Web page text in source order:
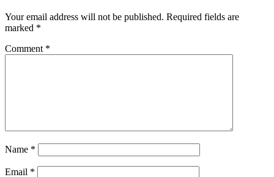
Your email address will not be published. Required fields are
marked *
Comment *
Name *
Email *